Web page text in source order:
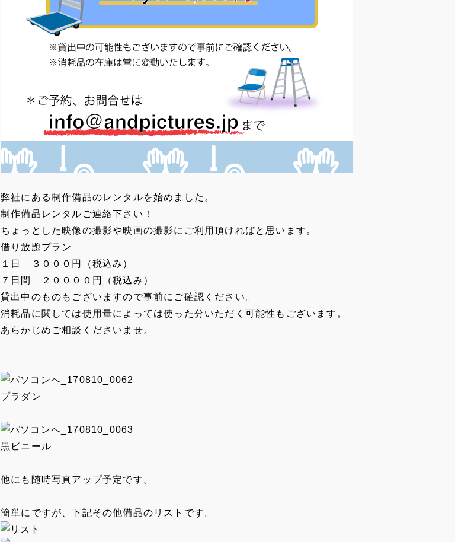
弊社にある制作備品のレンタルを始めました。
制作備品レンタルご連絡下さい！
ちょっとした映像の撮影や映画の撮影にご利用頂ければと思います。
借り放題プラン
１日 ３０００円（税込み）
７日間 ２００００円（税込み）
貸出中のものもございますので事前にご確認ください。
消耗品に関しては使用量によっては使った分いただく可能性もございます。
あらかじめご相談くださいませ。
プラダン
黒ビニール
他にも随時写真アップ予定です。
簡単にですが、下記その他備品のリストです。